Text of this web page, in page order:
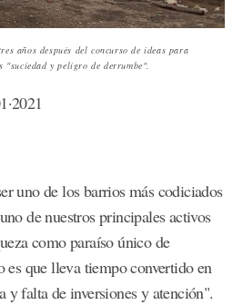
años después del concurso de ideas para
y peligro de derrumbe".
uno de los barrios más codiciados
de nuestros principales activos
como paraíso único de
que lleva tiempo convertido en
y falta de inversiones y atención".